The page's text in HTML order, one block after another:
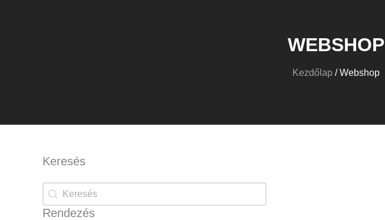
WEBSHOP
Kezdőlap / Webshop
Keresés
Keresés
Keresés
Rendezés